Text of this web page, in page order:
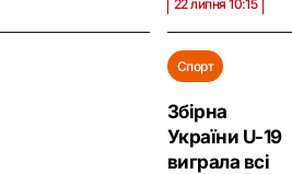
22 липня 10:15
Спорт
Збірна
України U-19
виграла всі